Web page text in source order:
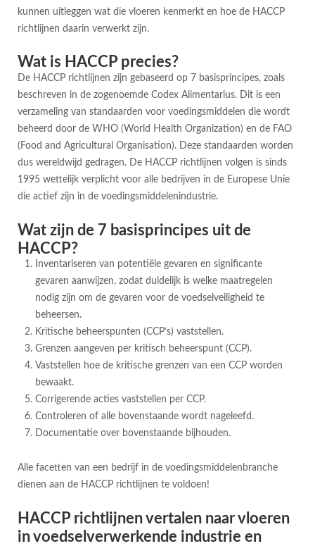
kunnen uitleggen wat die vloeren kenmerkt en hoe de HACCP
richtlijnen daarin verwerkt zijn.
Wat is HACCP precies?
De HACCP richtlijnen zijn gebaseerd op 7 basisprincipes, zoals
beschreven in de zogenoemde Codex Alimentarius. Dit is een
verzameling van standaarden voor voedingsmiddelen die wordt
beheerd door de WHO (World Health Organization) en de FAO
(Food and Agricultural Organisation). Deze standaarden worden
dus wereldwijd gedragen. De HACCP richtlijnen volgen is sinds
1995 wettelijk verplicht voor alle bedrijven in de Europese Unie
die actief zijn in de voedingsmiddelenindustrie.
Wat zijn de 7 basisprincipes uit de
HACCP?
Inventariseren van potentiële gevaren en significante
gevaren aanwijzen, zodat duidelijk is welke maatregelen
nodig zijn om de gevaren voor de voedselveiligheid te
beheersen.
Kritische beheerspunten (CCP’s) vaststellen.
Grenzen aangeven per kritisch beheerspunt (CCP).
Vaststellen hoe de kritische grenzen van een CCP worden
bewaakt.
Corrigerende acties vaststellen per CCP.
Controleren of alle bovenstaande wordt nageleefd.
Documentatie over bovenstaande bijhouden.
Alle facetten van een bedrijf in de voedingsmiddelenbranche
dienen aan de HACCP richtlijnen te voldoen!
HACCP richtlijnen vertalen naar vloeren
in voedselverwerkende industrie en